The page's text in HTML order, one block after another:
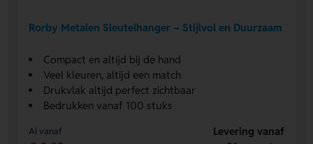
Rorby Metalen Sleutelhanger – Stijlvol en Duurzaam
Compact en altijd bij de hand
Veel kleuren, altijd een match
Drukvlak altijd perfect zichtbaar
Bedrukken vanaf 100 stuks
Al vanaf
Levering vanaf